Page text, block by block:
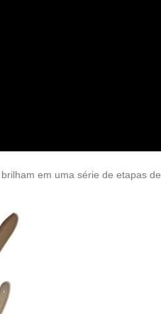
em uma série de etapas de